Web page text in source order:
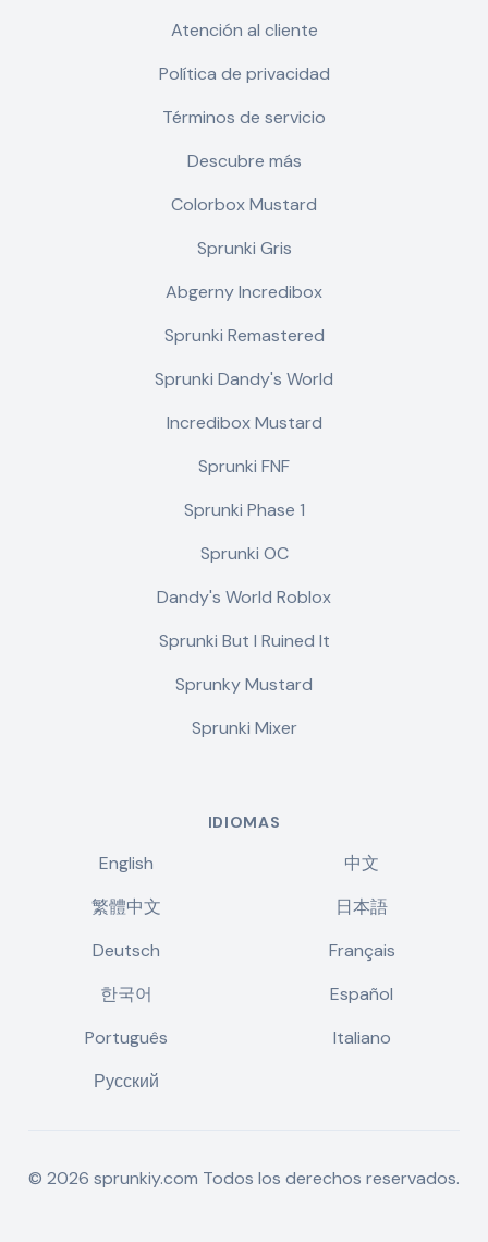
Atención al cliente
Política de privacidad
Términos de servicio
Descubre más
Colorbox Mustard
Sprunki Gris
Abgerny Incredibox
Sprunki Remastered
Sprunki Dandy's World
Incredibox Mustard
Sprunki FNF
Sprunki Phase 1
Sprunki OC
Dandy's World Roblox
Sprunki But I Ruined It
Sprunky Mustard
Sprunki Mixer
IDIOMAS
English
中文
繁體中文
日本語
Deutsch
Français
한국어
Español
Português
Italiano
Русский
© 2026 sprunkiy.com Todos los derechos reservados.